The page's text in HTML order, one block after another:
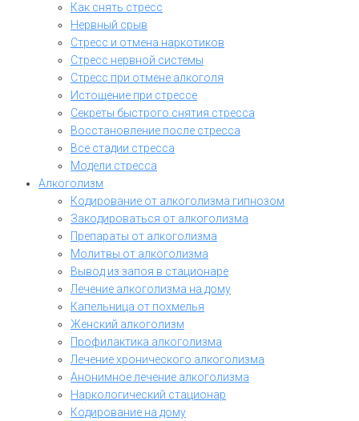
Как снять стресс
Нервный срыв
Стресс и отмена наркотиков
Стресс нервной системы
Стресс при отмене алкоголя
Истощение при стрессе
Секреты быстрого снятия стресса
Восстановление после стресса
Все стадии стресса
Модели стресса
Алкоголизм
Кодирование от алкоголизма гипнозом
Закодироваться от алкоголизма
Препараты от алкоголизма
Молитвы от алкоголизма
Вывод из запоя в стационаре
Лечение алкоголизма на дому
Капельница от похмелья
Женский алкоголизм
Профилактика алкоголизма
Лечение хронического алкоголизма
Анонимное лечение алкоголизма
Наркологический стационар
Кодирование на дому